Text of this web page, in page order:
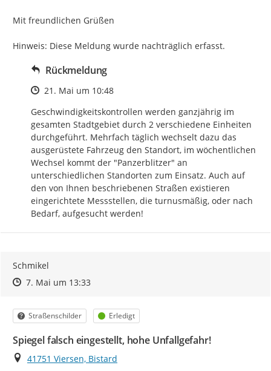
Mit freundlichen Grüßen
Hinweis: Diese Meldung wurde nachträglich erfasst.
Rückmeldung
Zeitpunkt des Erstellens
21. Mai um 10:48
Geschwindigkeitskontrollen werden ganzjährig im
gesamten Stadtgebiet durch 2 verschiedene Einheiten
durchgeführt. Mehrfach täglich wechselt dazu das
ausgerüstete Fahrzeug den Standort, im wöchentlichen
Wechsel kommt der "Panzerblitzer" an
unterschiedlichen Standorten zum Einsatz. Auch auf
den von Ihnen beschriebenen Straßen existieren
eingerichtete Messstellen, die turnusmäßig, oder nach
Bedarf, aufgesucht werden!
Schmikel
Zeitpunkt des Erstellens
Zeitpunkt des Erstellens
7. Mai um 13:33Zur Äußerung
Kategorie
Straßenschilder Status
Erledigt
Spiegel falsch eingestellt, hohe Unfallgefahr!
Ort
41751 Viersen, Bistard